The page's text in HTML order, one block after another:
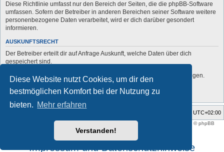
Diese Website nutzt Cookies, um dir den
bestmöglichen Komfort bei der Nutzung zu
bieten. Mehr erfahren
Verstanden!
Diese Richtlinie umfasst nur den Bereich der Seiten, die die phpBB-Software
umfassen. Sofern der Betreiber in anderen Bereichen seiner Software weitere
personenbezogene Daten verarbeitet, wird er dich darüber gesondert
informieren.
AUSKUNFTSRECHT
Der Betreiber erteilt dir auf Anfrage Auskunft, welche Daten über dich
gespeichert sind.
Du kannst jederzeit die Löschung bzw. Sperrung deiner Daten verlangen.
Kontaktiere hierzu bitte den Betreiber.
UTC+02:00
support forum tricolor phpBB
® Forum Software © phpBB
Limited
Deutsche Übersetzung durch
Impressum und Datenschutzhinweise